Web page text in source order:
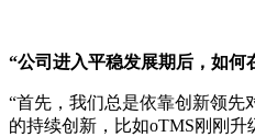
“公司进入平稳发展期后，如何
“首先，我们总是依靠创新领先
的持续创新，比如oTMS刚刚